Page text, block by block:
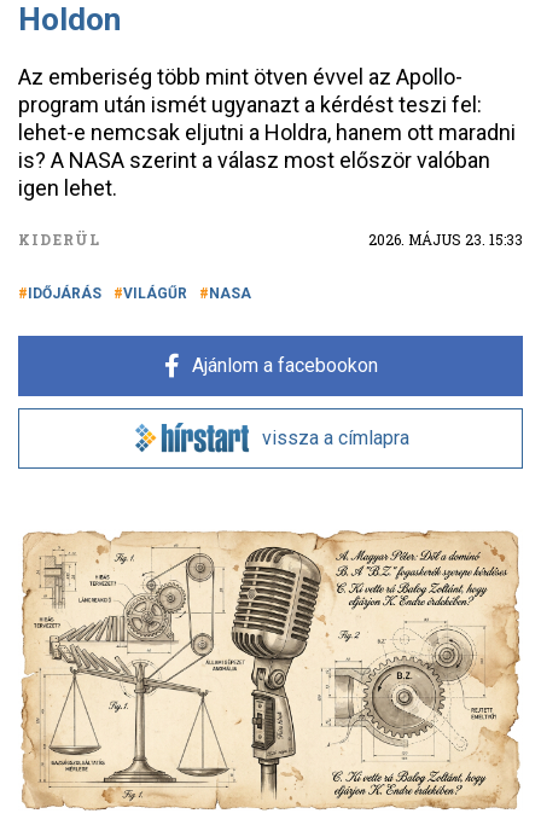
Holdon
Az emberiség több mint ötven évvel az Apollo-
program után ismét ugyanazt a kérdést teszi fel:
lehet-e nemcsak eljutni a Holdra, hanem ott maradni
is? A NASA szerint a válasz most először valóban
igen lehet.
KIDERÜL 2026. MÁJUS 23. 15:33
IDŐJÁRÁS VILÁGŰR NASA
Ajánlom a facebookon
vissza a címlapra